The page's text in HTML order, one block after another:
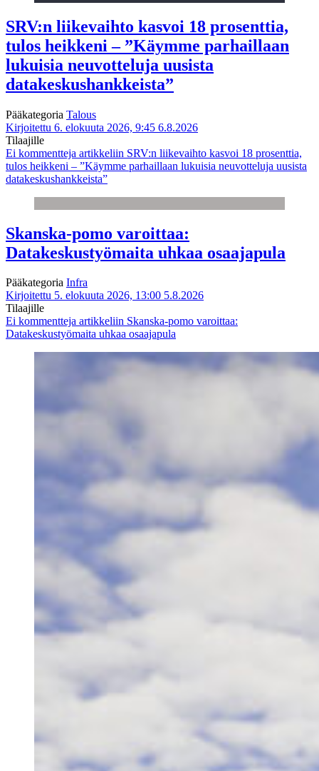
SRV:n liikevaihto kasvoi 18 prosenttia,
tulos heikkeni – ”Käymme parhaillaan
lukuisia neuvotteluja uusista
datakeskushankkeista”
Pääkategoria Talous
Kirjoitettu 6. elokuuta 2026, 9:45 6.8.2026
Tilaajille
Ei kommentteja artikkeliin SRV:n liikevaihto kasvoi 18 prosenttia,
tulos heikkeni – ”Käymme parhaillaan lukuisia neuvotteluja uusista
datakeskushankkeista”
Skanska-pomo varoittaa:
Datakeskustyömaita uhkaa osaajapula
Pääkategoria Infra
Kirjoitettu 5. elokuuta 2026, 13:00 5.8.2026
Tilaajille
Ei kommentteja artikkeliin Skanska-pomo varoittaa:
Datakeskustyömaita uhkaa osaajapula